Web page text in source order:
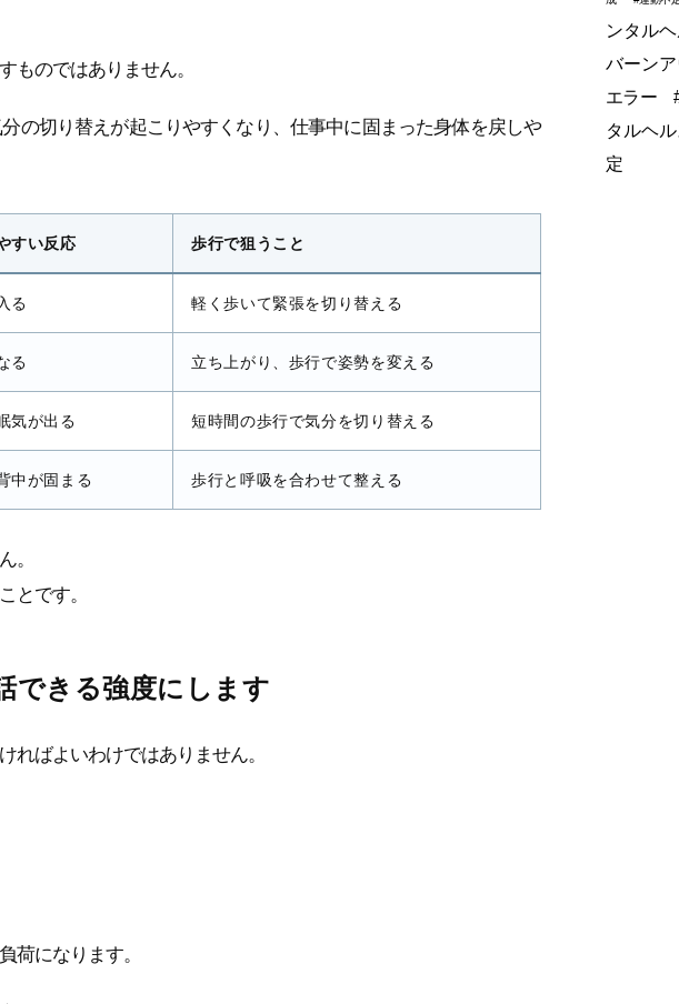
ものではありません。
の切り替えが起こりやすくなり、仕事中に固まった身体を戻しや
すい反応 歩行で狙うこと
る 軽く歩いて緊張を切り替える
る 立ち上がり、歩行で姿勢を変える
気が出る 短時間の歩行で気分を切り替える
中が固まる 歩行と呼吸を合わせて整える
。
とです。
できる強度にします
ればよいわけではありません。
荷になります。
ンタル
バーンア
エラー
タルヘル
定